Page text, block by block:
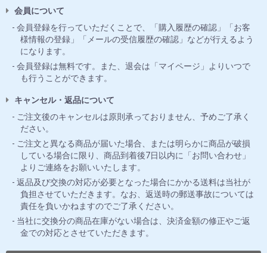
会員について
会員登録を行っていただくことで、「購入履歴の確認」「お客
様情報の登録」「メールの受信履歴の確認」などが行えるよう
になります。
会員登録は無料です。また、退会は「マイページ」よりいつで
も行うことができます。
キャンセル・返品について
ご注文後のキャンセルは原則承っておりません、予めご了承く
ださい。
ご注文と異なる商品が届いた場合、または明らかに商品が破損
している場合に限り、商品到着後7日以内に「お問い合わせ」
よりご連絡をお願いいたします。
返品及び交換の対応が必要となった場合にかかる送料は当社が
負担させていただきます。なお、返送時の郵送事故については
責任を負いかねますのでご了承ください。
当社に交換分の商品在庫がない場合は、決済金額の修正やご返
金での対応とさせていただきます。